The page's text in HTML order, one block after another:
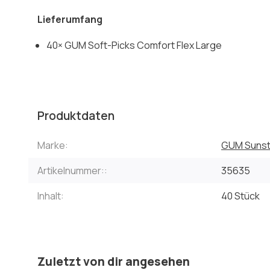
Lieferumfang
40× GUM Soft-Picks Comfort Flex Large
Produktdaten
Marke:
GUM
Artikelnummer::
35635
Inhalt:
40 Stück
Zuletzt von dir angesehen